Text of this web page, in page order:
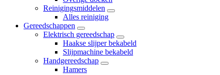
Reinigingsmiddelen
Alles reiniging
Gereedschappen
Elektrisch gereedschap
Haakse slijper bekabeld
Slijpmachine bekabeld
Handgereedschap
Hamers